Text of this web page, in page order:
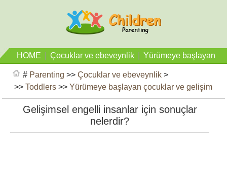
HOME Çocuklar ve ebeveynlik
Yürümeye başlayan
çocuklar ve gelişim
# Parenting >>Çocuklar ve ebeveynlik >
>>Toddlers >>Yürümeye başlayan çocuklar ve gelişim
Gelişimsel engelli insanlar için sonuçlar
nelerdir?